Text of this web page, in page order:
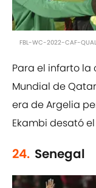
FBL-WC-2022-CAF-
Para el infarto
Mundial de
era de Argelia
Ekambi desató
24. Senegal